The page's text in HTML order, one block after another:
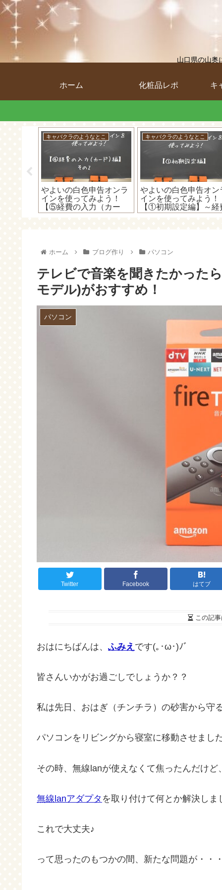
山口県の山奥
ホーム 化粧品レポ キ
キャバクラのようなとこ
やよいの白色申告オンラ
インを使ってみよう！
【⑤経費の入力（カー
ド）編】～カードで支払
キャバクラのようなとこ
やよいの白色申告オン
インを使ってみよう！
【①初期設定編】～経
を追加してみる！～
ホーム ブログ作り パソコン
テレビで音楽を聞きたかった
モデル)がおすすめ！
パソコン
Twitter Facebook はてブ
この記
おはにちばんは、 ふみえ です(｡･ω･)ﾉﾞ
皆さんいかがお過ごしでしょうか？？
私は先日、おはぎ（チンチラ）の砂害から守
パソコンをリビングから寝室に移動させまし
その時、無線lanが使えなくて焦ったんだけど
無線lanアダプタ を取り付けて何とか解決しま
これで大丈夫♪
って思ったのもつかの間、新たな問題が・・